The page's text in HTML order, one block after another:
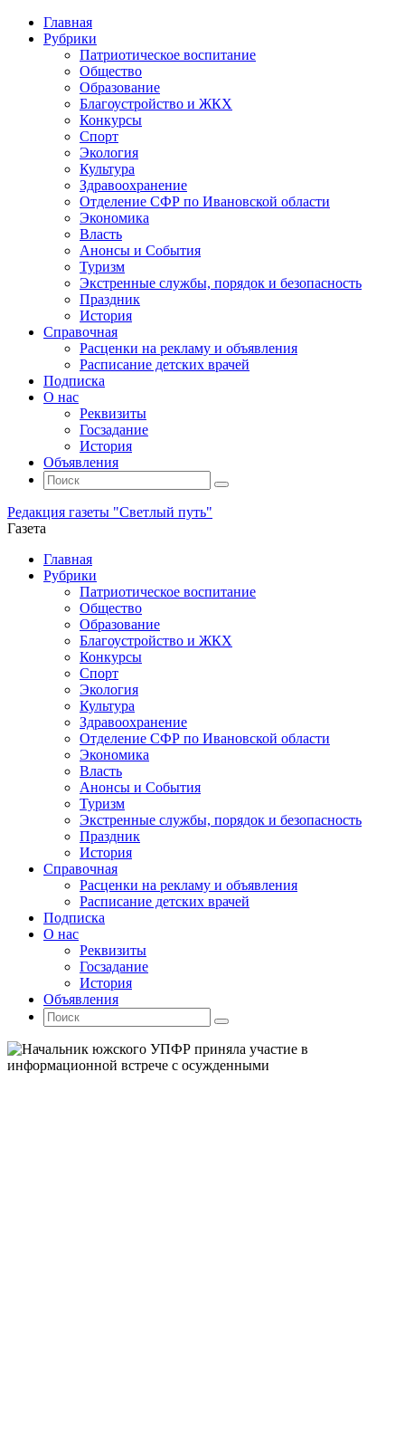
Главная
Рубрики
Патриотическое воспитание
Общество
Образование
Благоустройство и ЖКХ
Конкурсы
Спорт
Экология
Культура
Здравоохранение
Отделение СФР по Ивановской области
Экономика
Власть
Анонсы и События
Туризм
Экстренные службы, порядок и безопасность
Праздник
История
Справочная
Расценки на рекламу и объявления
Расписание детских врачей
Подписка
О нас
Реквизиты
Госзадание
История
Объявления
Поиск
Искать:
Поиск
Редакция газеты "Светлый путь"
Газета
Промотать
содержимому
Главная
Рубрики
Патриотическое воспитание
Общество
Образование
Благоустройство и ЖКХ
Конкурсы
Спорт
Экология
Культура
Здравоохранение
Отделение СФР по Ивановской области
Экономика
Власть
Анонсы и События
Туризм
Экстренные службы, порядок и безопасность
Праздник
История
Справочная
Расценки на рекламу и объявления
Расписание детских врачей
Подписка
О нас
Реквизиты
Госзадание
История
Объявления
Поиск
Искать:
Поиск